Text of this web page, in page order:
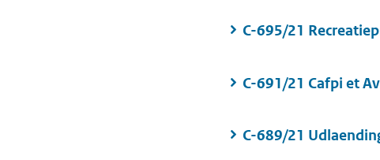
C-695/21
C-691/21 Cafpi et
C-689/21